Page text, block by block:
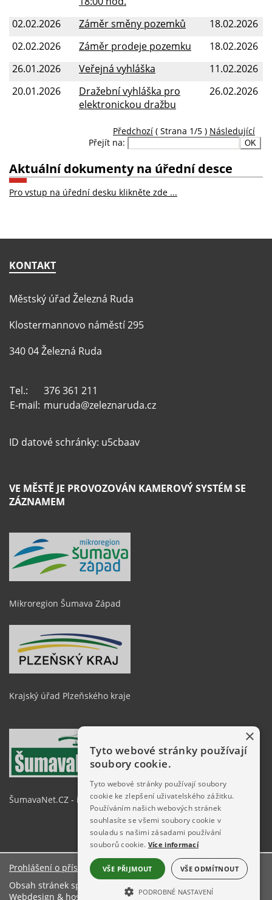
02.02.2026
18.02.2026
Záměr směny pozemků
02.02.2026
18.02.2026
Záměr prodeje pozemku
26.01.2026
11.02.2026
Veřejná vyhláška
20.01.2026
26.02.2026
Dražební vyhláška pro
elektronickou dražbu
Předchozí ( Strana 1/5 ) Následující
Přejít na:
Aktuální dokumenty na úřední desce
Pro vstup na úřední desku klikněte zde ...
KONTAKT
Městský úřad Železná Ruda
Klostermannovo náměstí 295
340 04 Železná Ruda
Tel.:
376 361 211
E-mail: muruda@zeleznaruda.cz
ID datové schránky: u5cbaav
VE MĚSTĚ JE PROVOZOVÁN KAMEROVÝ SYSTÉM SE
ZÁZNAMEM
Mikroregion Šumava Západ
Krajský úřad Plzeňského kraje
ŠumavaNet.CZ - informace o regionu
Prohlášení o přístupnosti
Obsah stránek spravuje: Městský úřad Železná Ruda
Webdesign & hosting:
ŠumavaNet.CZ
×
Tyto webové stránky používají
soubory cookie.
Tyto webové stránky používají soubory
cookie ke zlepšení uživatelského zážitku.
Používáním našich webových stránek
souhlasíte se všemi soubory cookie v
souladu s našimi zásadami používání
souborů cookie. Více informací
VŠE PŘIJMOUT VŠE ODMÍTNOUT
PODROBNÉ NASTAVENÍ